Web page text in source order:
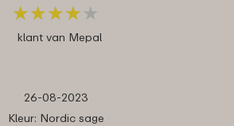
★★★★ ★
★★★★ ★
klant van Mepal
26-08-2023
Kleur: Nordic sage